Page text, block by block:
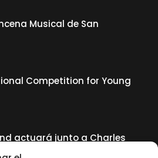
Musical de San
Competition for Young
actuará junto a Charles